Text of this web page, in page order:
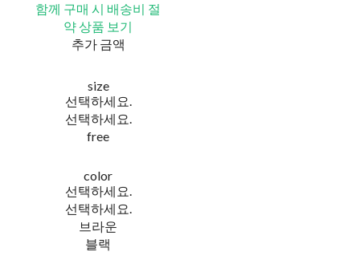
함께 구매 시 배송비 절
약 상품 보기
추가 금액
size
선택하세요.
선택하세요.
free
color
선택하세요.
선택하세요.
브라운
블랙